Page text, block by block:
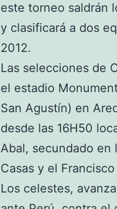
este torneo saldrán
y clasificará a dos
2012.
Las selecciones de
el estadio
San Agustín) en
desde las 16H50
Abal, secundado en
Casas y el
Los celestes,